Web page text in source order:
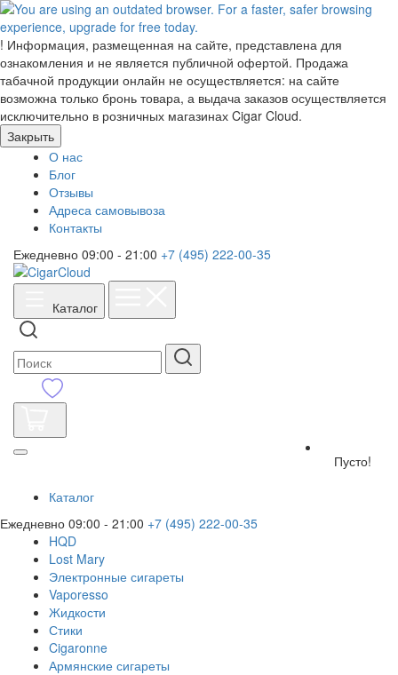
! Информация, размещенная на сайте, представлена для
ознакомления и не является публичной офертой. Продажа
табачной продукции онлайн не осуществляется: на сайте
возможна только бронь товара, а выдача заказов осуществляется
исключительно в розничных магазинах Cigar Cloud.
Закрыть
О нас
Блог
Отзывы
Адреса самовывоза
Контакты
Ежедневно 09:00 - 21:00 +7 (495) 222-00-35
Каталог
Пусто!
Каталог
Ежедневно 09:00 - 21:00 +7 (495) 222-00-35
HQD
Lost Mary
Электронные сигареты
Vaporesso
Жидкости
Стики
Cigaronne
Армянские сигареты